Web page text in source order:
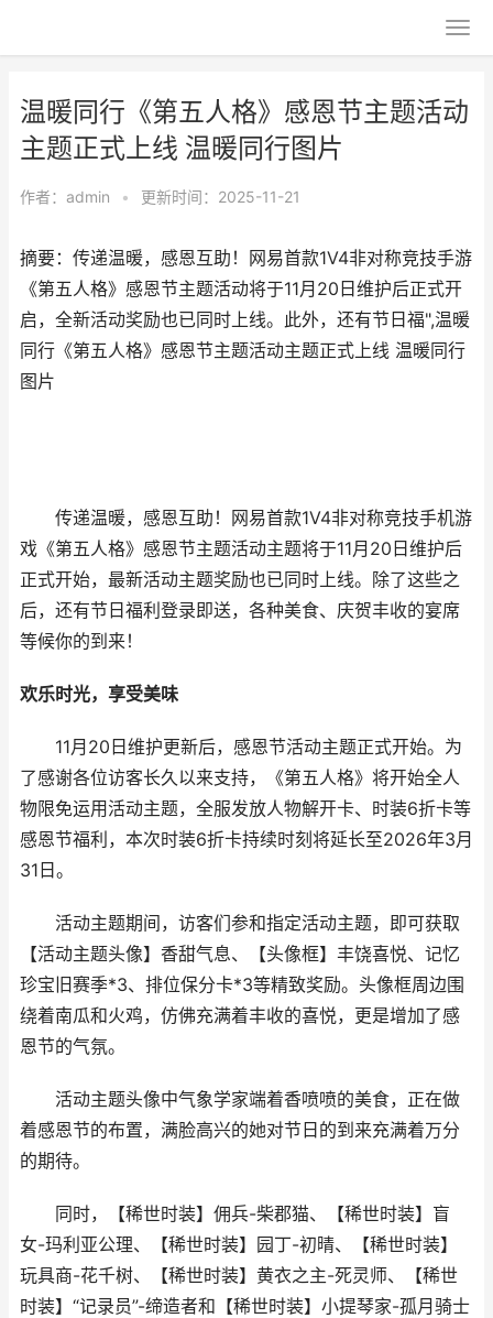
温暖同行《第五人格》感恩节主题活动
主题正式上线 温暖同行图片
作者： admin • 更新时间：2025-11-21
摘要：传递温暖，感恩互助！网易首款1V4非对称竞技手游
《第五人格》感恩节主题活动将于11月20日维护后正式开
启，全新活动奖励也已同时上线。此外，还有节日福",温暖
同行《第五人格》感恩节主题活动主题正式上线 温暖同行
图片
传递温暖，感恩互助！网易首款1V4非对称竞技手机游
戏《第五人格》感恩节主题活动主题将于11月20日维护后
正式开始，最新活动主题奖励也已同时上线。除了这些之
后，还有节日福利登录即送，各种美食、庆贺丰收的宴席
等候你的到来！
欢乐时光，享受美味
11月20日维护更新后，感恩节活动主题正式开始。为
了感谢各位访客长久以来支持，《第五人格》将开始全人
物限免运用活动主题，全服发放人物解开卡、时装6折卡等
感恩节福利，本次时装6折卡持续时刻将延长至2026年3月
31日。
活动主题期间，访客们参和指定活动主题，即可获取
【活动主题头像】香甜气息、【头像框】丰饶喜悦、记忆
珍宝旧赛季*3、排位保分卡*3等精致奖励。头像框周边围
绕着南瓜和火鸡，仿佛充满着丰收的喜悦，更是增加了感
恩节的气氛。
活动主题头像中气象学家端着香喷喷的美食，正在做
着感恩节的布置，满脸高兴的她对节日的到来充满着万分
的期待。
同时，【稀世时装】佣兵-柴郡猫、【稀世时装】盲
女-玛利亚公理、【稀世时装】园丁-初晴、【稀世时装】
玩具商-花千树、【稀世时装】黄衣之主-死灵师、【稀世
时装】“记录员”-缔造者和【稀世时装】小提琴家-孤月骑士